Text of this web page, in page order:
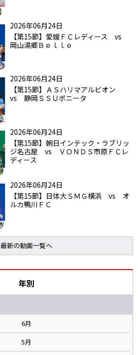
2026年06月24日
【第15節】愛媛ＦＣレディース vs
岡山湯郷Ｂｅｌｌｅ
2026年06月24日
【第15節】ＡＳハリマアルビオン
vs 静岡ＳＳＵボニータ
2026年06月24日
【第15節】朝日インテック・ラブリッ
ジ名古屋 vs ＶＯＮＤＳ市原ＦＣレ
ディース
2026年06月24日
【第15節】日体大ＳＭＧ横浜 vs オ
ルカ鴨川ＦＣ
最新の動画一覧へ
年別
6月
5月